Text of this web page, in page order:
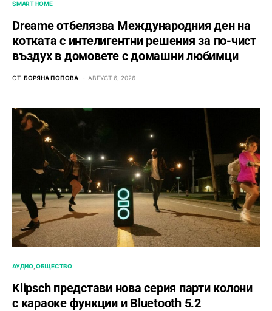
SMART HOME
Dreame отбелязва Международния ден на
котката с интелигентни решения за по-чист
въздух в домовете с домашни любимци
ОТ БОРЯНА ПОПОВА АВГУСТ 6, 2026
АУДИО ОБЩЕСТВО
Klipsch представи нова серия парти колони
с караоке функции и Bluetooth 5.2